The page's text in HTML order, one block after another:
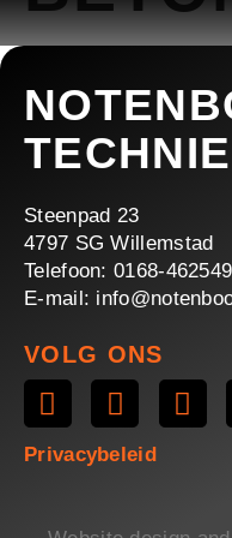
Steenpad 23
4797 SG Willemstad
Telefoon: 0168-462549
E-mail:
VOLG ONS
Privacybeleid